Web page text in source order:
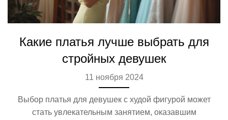
Какие платья лучше выбрать для
стройных девушек
11 ноября 2024
Выбор платья для девушек с худой фигурой может
стать увлекательным занятием, оказавшим